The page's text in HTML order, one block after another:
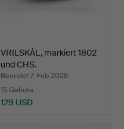
VRILSKÅL, markiert 1802
und CHS.
Beendet 7. Feb 2026
15 Gebote
129 USD